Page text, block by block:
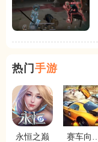
热门手游
永恒之巅
赛车向前